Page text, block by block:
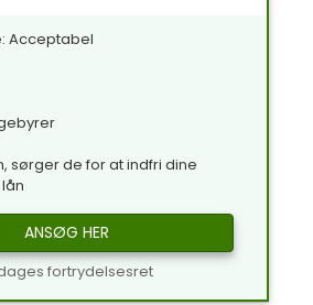
Acceptabel
sørger de for at indfri dine
ANSØG HER
fortrydelsesret